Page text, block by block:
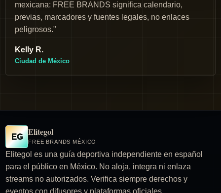
mexicana: FREE BRANDS significa calendario,
previas, marcadores y fuentes legales, no enlaces
peligrosos."
Kelly R.
Ciudad de México
EG Elitegol
FREE BRANDS MÉXICO
Elitegol es una guía deportiva independiente en español
para el público en México. No aloja, integra ni enlaza
streams no autorizados. Verifica siempre derechos y
eventos con difusores y plataformas oficiales.